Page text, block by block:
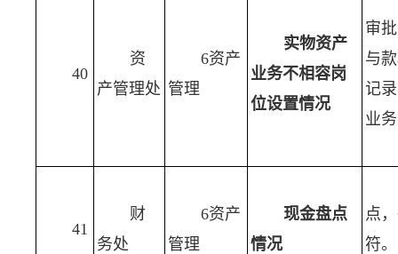
40
资
产管理处
6资产
管理
实物资产
业务不相容岗
位设置情况
审
与
记
业
41
财
务处
6资产
管理
现金盘点
情况
点
符。